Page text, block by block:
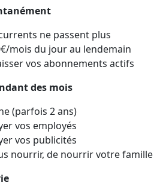
ne passent plus
mois du jour au lendemain
vos abonnements actifs
des mois
(parfois 2 ans)
vos employés
vos publicités
nourrir, de nourrir votre famille